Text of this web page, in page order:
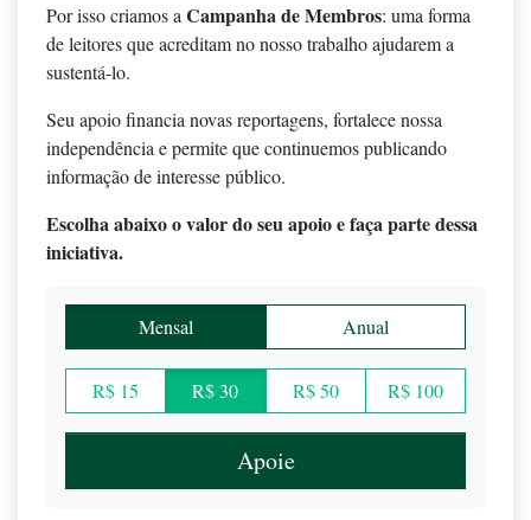
Por isso criamos aCampanha de Membros: uma forma
de leitores que acreditam no nosso trabalho ajudarem a
sustentá-lo.
Seu apoio financia novas reportagens, fortalece nossa
independência e permite que continuemos publicando
informação de interesse público.
Escolha abaixo o valor do seu apoio e faça parte dessa
iniciativa.
Mensal Anual
R$ 15 R$ 30 R$ 50 R$ 100
Apoie